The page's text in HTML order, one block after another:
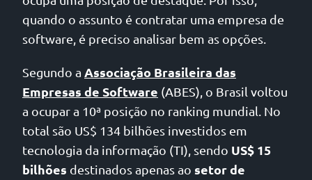
quando o assunto é contratar uma empresa de
software, é preciso analisar bem as opções.
Segundo a Associação Brasileira das
Empresas de Software (ABES), o Brasil voltou
a ocupar a 10ª posição no ranking mundial. No
total são US$ 134 bilhões investidos em
tecnologia da informação (TI), sendo US$ 15
bilhões destinados apenas ao setor de